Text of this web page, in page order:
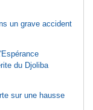
un grave accident
du Djoliba
sur une hausse